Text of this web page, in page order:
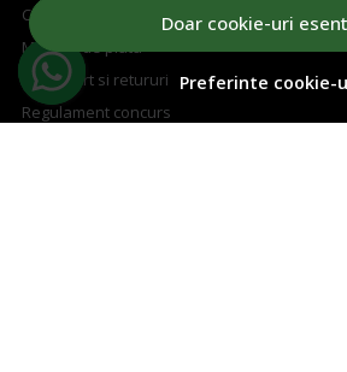
Doar cookie-uri
Preferinte cookie-
Cosul meu
Metode de plata
Transport si retururi
Regulament concurs